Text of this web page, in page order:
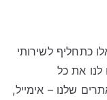
כתחליף לשירותי
את כל
שלנו – אימייל,